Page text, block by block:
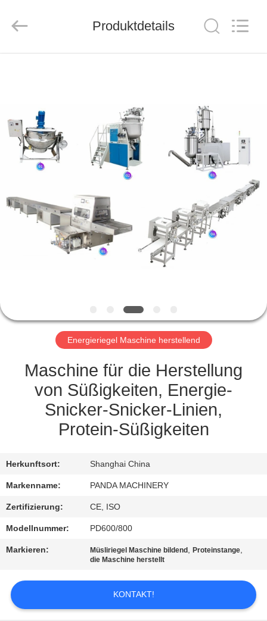
ÜBER
UNS
FABRIK-
AUSFLUG
QUALITÄTSKONTROLLE
SIE
MIT
VERBINDUNG
NACHRICHTEN
FORDERN
SIE
EIN
ZITAT
SITEMAP
PRIVACY
POLICY
Reserved.
Developed
Produktdetails
Energieriegel Maschine herstellend
Maschine für die Herstellung
von Süßigkeiten, Energie-
Snicker-Snicker-Linien,
Protein-Süßigkeiten
Herkunftsort: Shanghai China
Markenname: PANDA MACHINERY
Zertifizierung: CE, ISO
Modellnummer: PD600/800
Markieren: Müsliriegel Maschine bildend ,Proteinstange,
die Maschine herstellt
KONTAKT!